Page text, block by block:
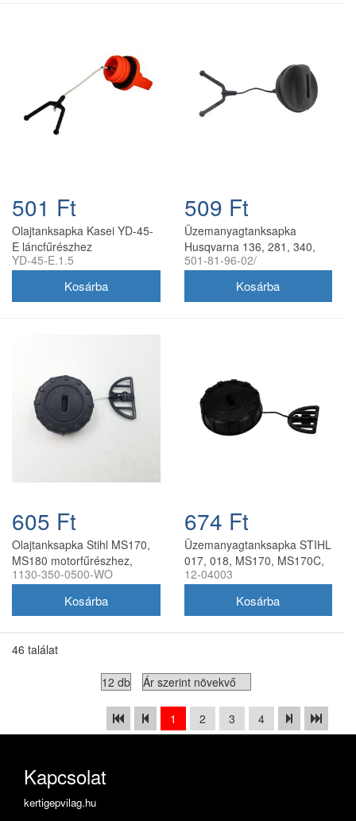
501 Ft
Olajtanksapka Kasei YD-45-
E láncfűrészhez
YD-45-E.1.5
509 Ft
Üzemanyagtanksapka
Husqvarna 136, 281, 340,
365 láncfűrészhez
501-81-96-02/
605 Ft
Olajtanksapka Stihl MS170,
MS180 motorfűrészhez,
utángyártott
1130-350-0500-WO
674 Ft
Üzemanyagtanksapka STIHL
017, 018, MS170, MS170C,
MS180, MS180C
12-04003
46 találat
1 2 3 4
Kapcsolat
kertigepvilag.hu